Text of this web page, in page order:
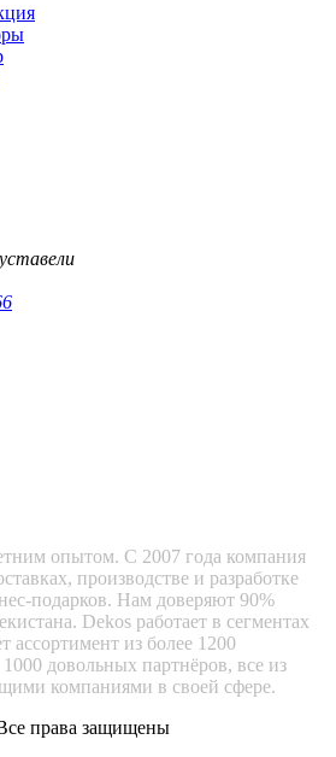
опытом. С 2007 года компания
производстве и разработке
подарков. Нам доверяют 90%
Dekos работает в сегментах
ассортимент из более 1200
довольных партнёров, все из
компаниями в своей сфере.
права защищены